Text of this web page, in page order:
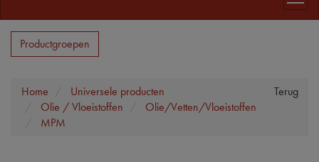
Productgroepen
Terug
Home
Universele producten
Olie / Vloeistoffen
Olie/Vetten/Vloeistoffen
MPM